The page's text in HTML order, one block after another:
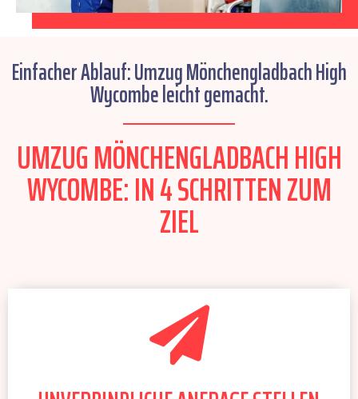
Einfacher Ablauf: Umzug Mönchengladbach High
Wycombe leicht gemacht.
UMZUG MÖNCHENGLADBACH HIGH
WYCOMBE: IN 4 SCHRITTEN ZUM
ZIEL